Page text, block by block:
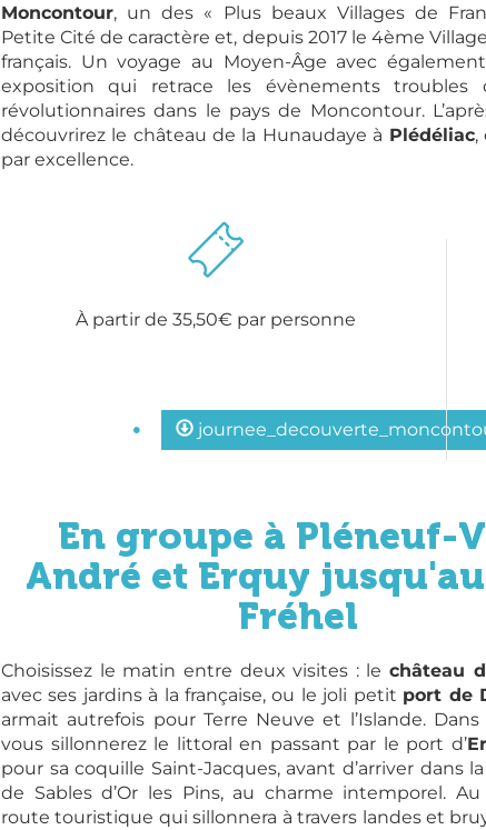
Moncontour, un des « Plus beaux Villages de
Petite Cité de caractère et, depuis 2017 le 4ème
français. Un voyage au Moyen-Âge avec
exposition qui retrace les évènements troubles
révolutionnaires dans le pays de Moncontour.
découvrirez le château de la Hunaudaye à Plédéliac,
par excellence.
À partir de 35,50€ par personne
En groupe à Pléneuf-
André et Erquy
Fréhel
Choisissez le matin entre deux visites : lechâteau
avec ses jardins à la française, ou le joli petit port de
armait autrefois pour Terre Neuve et l’Islande. Dans
vous sillonnerez le littoral en passant par le port d’
pour sa coquille Saint-Jacques, avant d’arriver dans
de Sables d’Or les Pins, au charme intemporel.
route touristique qui sillonnera à travers landes et